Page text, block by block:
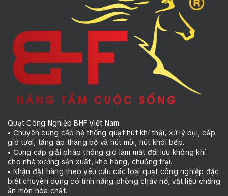
Quạt Công Nghiệp BHF Việt Nam
• Chuyên cung cấp hệ thống quạt hút khí thải, xử lý bụi, cấp
gió tươi, tăng áp thang bộ và hút mùi, hút khói bếp.
• Cung cấp giải pháp thông gió làm mát đối lưu không khí
cho nhà xưởng sản xuất, kho hàng, chuồng trại.
• Nhận đặt hàng theo yêu cầu các loại quạt công nghiệp đặc
biệt chuyên dụng có tính năng phòng cháy nổ, vật liệu chống
ăn mòn hóa chất.